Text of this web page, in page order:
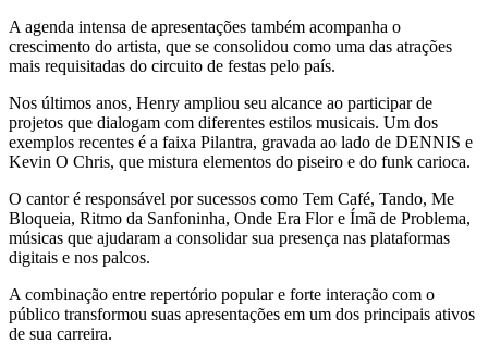
A agenda intensa de apresentações também acompanha o
crescimento do artista, que se consolidou como uma das atrações
mais requisitadas do circuito de festas pelo país.
Nos últimos anos, Henry ampliou seu alcance ao participar de
projetos que dialogam com diferentes estilos musicais. Um dos
exemplos recentes é a faixa Pilantra, gravada ao lado de DENNIS e
Kevin O Chris, que mistura elementos do piseiro e do funk carioca.
O cantor é responsável por sucessos como Tem Café, Tando, Me
Bloqueia, Ritmo da Sanfoninha, Onde Era Flor e Ímã de Problema,
músicas que ajudaram a consolidar sua presença nas plataformas
digitais e nos palcos.
A combinação entre repertório popular e forte interação com o
público transformou suas apresentações em um dos principais ativos
de sua carreira.